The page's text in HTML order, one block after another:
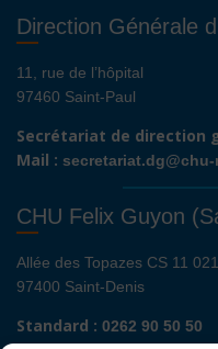
Direction Générale
11, rue de l’hôpital
97460 Saint-Paul
Secrétariat de direction
Mail :
CHU Felix Guyon
Allée des Topazes CS 11 021
97400 Saint-Denis
Standard : 0262 90 50 50